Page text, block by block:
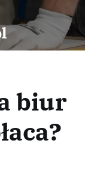
biur